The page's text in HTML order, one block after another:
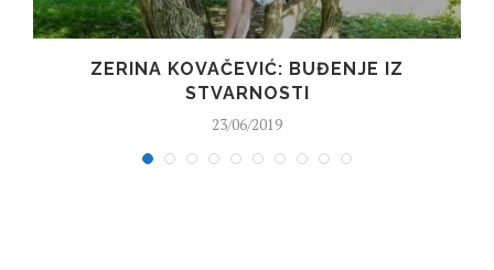
ZERINA KOVAČEVIĆ: BUĐENJE IZ
STVARNOSTI
23/06/2019